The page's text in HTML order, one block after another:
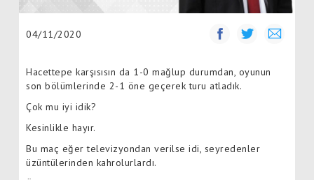
04/11/2020
Hacettepe karşısısın da 1-0 mağlup durumdan, oyunun
son bölümlerinde 2-1 öne geçerek turu atladık.
Çok mu iyi idik?
Kesinlikle hayır.
Bu maç eğer televizyondan verilse idi, seyredenler
üzüntülerinden kahrolurlardı.